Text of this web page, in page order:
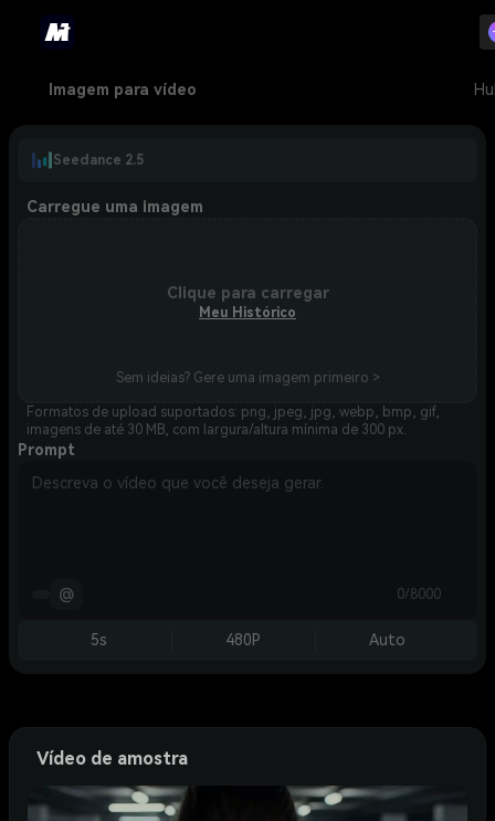
Imagem para vídeo
Seedance 2.5
Carregue uma imagem
Clique para carregar
Meu Histórico
Sem ideias? Gere uma imagem primeiro >
Formatos de upload suportados: png, jpeg, jpg, webp, bmp, gif,
imagens de até 30 MB, com largura/altura mínima de 300 px.
Prompt
@ 0/8000
5s 480P Auto
Vídeo de amostra